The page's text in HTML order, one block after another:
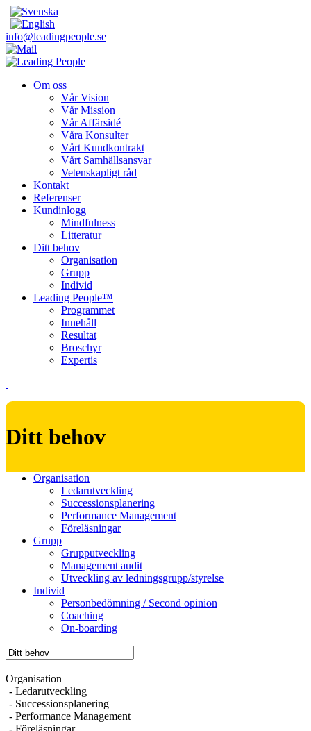
info@leadingpeople.se
Om oss
Vår Vision
Vår Mission
Vår Affärsidé
Våra Konsulter
Vårt Kundkontrakt
Vårt Samhällsansvar
Vetenskapligt råd
Kontakt
Referenser
Kundinlogg
Mindfulness
Litteratur
Ditt behov
Organisation
Grupp
Individ
Leading People™
Programmet
Innehåll
Resultat
Broschyr
Expertis
Ditt behov
Organisation
Ledarutveckling
Successionsplanering
Performance Management
Föreläsningar
Grupp
Grupputveckling
Management audit
Utveckling av ledningsgrupp/styrelse
Individ
Personbedömning / Second opinion
Coaching
On-boarding
Organisation
- Ledarutveckling
- Successionsplanering
- Performance Management
- Föreläsningar